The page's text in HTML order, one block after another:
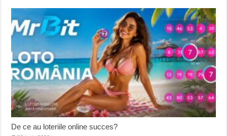
De ce au loteriile online succes?